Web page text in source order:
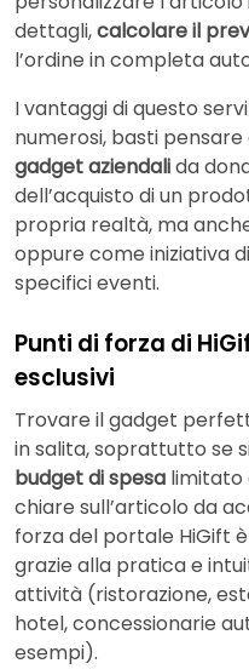
dettagli,calcolare il
l’ordine in completa
I vantaggi di questo
numerosi, basti
gadget aziendalida
dell’acquisto di un
propria realtà, ma
oppure come iniziativa di
specifici eventi.
Punti di forza di
esclusivi
Trovare il gadget
in salita, soprattutto se
budget di spesa limitato
chiare sull’articolo da
forza del portale HiGift
grazie alla pratica e
attività (ristorazione,
hotel, concessionarie
esempi).